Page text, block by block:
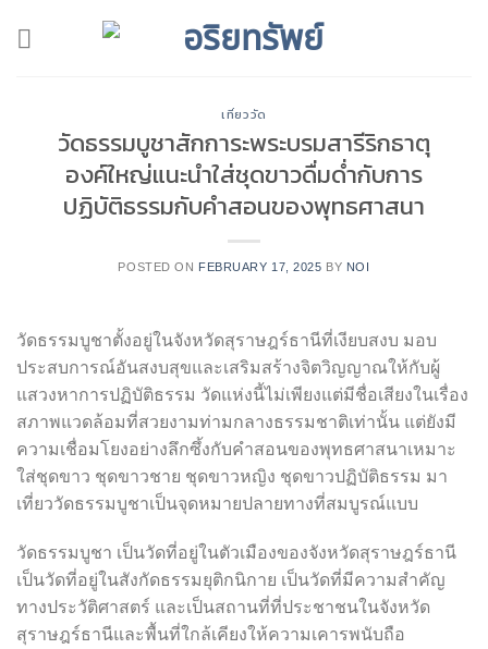
เที่ยววัด
วัดธรรมบูชาสักการะพระบรมสารีริกธาตุ
องค์ใหญ่แนะนำใส่ชุดขาวดื่มด่ำกับการ
ปฏิบัติธรรมกับคำสอนของพุทธศาสนา
POSTED ON FEBRUARY 17, 2025 BY NOI
วัดธรรมบูชาตั้งอยู่ในจังหวัดสุราษฎร์ธานีที่เงียบสงบ มอบ
ประสบการณ์อันสงบสุขและเสริมสร้างจิตวิญญาณให้กับผู้
แสวงหาการปฏิบัติธรรม วัดแห่งนี้ไม่เพียงแต่มีชื่อเสียงในเรื่อง
สภาพแวดล้อมที่สวยงามท่ามกลางธรรมชาติเท่านั้น แต่ยังมี
ความเชื่อมโยงอย่างลึกซึ้งกับคำสอนของพุทธศาสนาเหมาะ
ใส่ชุดขาว ชุดขาวชาย ชุดขาวหญิง ชุดขาวปฏิบัติธรรม มา
เที่ยววัดธรรมบูชาเป็นจุดหมายปลายทางที่สมบูรณ์แบบ
วัดธรรมบูชา เป็นวัดที่อยู่ในตัวเมืองของจังหวัดสุราษฎร์ธานี
เป็นวัดที่อยู่ในสังกัดธรรมยุติกนิกาย เป็นวัดที่มีความสำคัญ
ทางประวัติศาสตร์ และเป็นสถานที่ที่ประชาชนในจังหวัด
สุราษฎร์ธานีและพื้นที่ใกล้เคียงให้ความเคารพนับถือ